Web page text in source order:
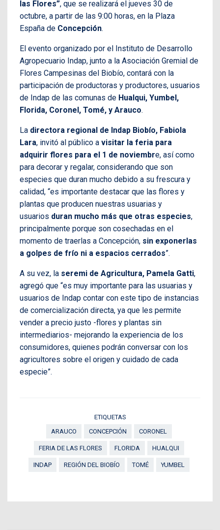
las Flores”, que se realizará el jueves 30 de
octubre, a partir de las 9:00 horas, en la Plaza
España de Concepción.
El evento organizado por el Instituto de Desarrollo
Agropecuario Indap, junto a la Asociación Gremial de
Flores Campesinas del Biobío, contará con la
participación de productoras y productores, usuarios
de Indap de las comunas de Hualqui, Yumbel,
Florida, Coronel, Tomé, y Arauco.
La directora regional de Indap Biobío, Fabiola
Lara, invitó al público a visitar la feria para
adquirir flores para el 1 de noviembre, así como
para decorar y regalar, considerando que son
especies que duran mucho debido a su frescura y
calidad, “es importante destacar que las flores y
plantas que producen nuestras usuarias y
usuarios duran mucho más que otras especies,
principalmente porque son cosechadas en el
momento de traerlas a Concepción, sin exponerlas
a golpes de frío ni a espacios cerrados”.
A su vez, la seremi de Agricultura, Pamela Gatti,
agregó que “es muy importante para las usuarias y
usuarios de Indap contar con este tipo de instancias
de comercialización directa, ya que les permite
vender a precio justo -flores y plantas sin
intermediarios- mejorando la experiencia de los
consumidores, quienes podrán conversar con los
agricultores sobre el origen y cuidado de cada
especie”.
ETIQUETAS
ARAUCO
CONCEPCIÓN CORONEL
FERIA DE LAS FLORES FLORIDA HUALQUI
INDAP REGIÓN DEL BIOBÍO TOMÉ YUMBEL